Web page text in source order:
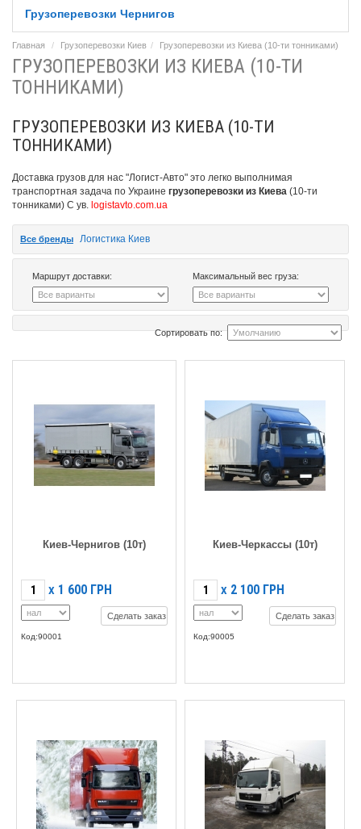
Грузоперевозки Чернигов
Главная Грузоперевозки Киев Грузоперевозки из Киева (10-ти тонниками)
ГРУЗОПЕРЕВОЗКИ ИЗ КИЕВА (10-ТИ
ТОННИКАМИ)
ГРУЗОПЕРЕВОЗКИ ИЗ КИЕВА (10-ТИ
ТОННИКАМИ)
Доставка грузов для нас "Логист-Авто" это легко выполнимая
транспортная задача по Украине грузоперевозки из Киева (10-ти
тонниками) С ув. logistavto.com.ua
Все бренды Логистика Киев
Маршрут доставки: Максимальный вес груза:
Сортировать по:
Киев-Чернигов (10т)
X 1 600 ГРН
Сделать заказ
Код:90001
Киев-Черкассы (10т)
X 2 100 ГРН
Сделать заказ
Код:90005